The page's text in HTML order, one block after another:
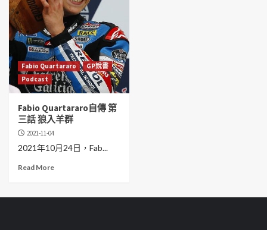
Fabio Quartararo
GP說書
Podcast
Fabio Quartararo自傳 第
三話 狼入羊群
2021-11-04
2021年10月24日，Fab...
Read More